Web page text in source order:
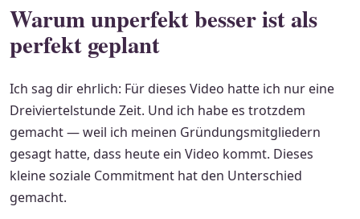
Warum unperfekt besser ist als
perfekt geplant
Ich sag dir ehrlich: Für dieses Video hatte ich nur eine
Dreiviertelstunde Zeit. Und ich habe es trotzdem
gemacht — weil ich meinen Gründungsmitgliedern
gesagt hatte, dass heute ein Video kommt. Dieses
kleine soziale Commitment hat den Unterschied
gemacht.